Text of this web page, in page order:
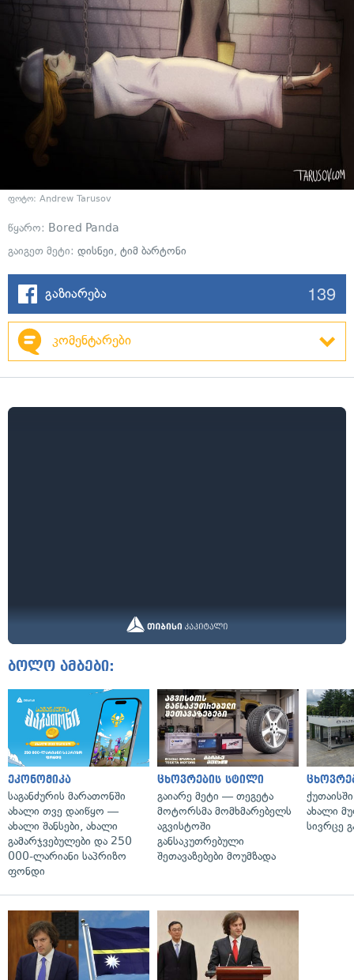
ფოტო: Andrew Tarusov
წყარო: Bored Panda
გაიგეთ მეტი: დისნეი, ტიმ ბარტონი
გაზიარება 139
კომენტარები
ბოლო ამბები:
ეკონომიკა
საგანძურის მარათონში
ახალი თვე დაიწყო —
ახალი შანსები, ახალი
გამარჯვებულები და 250
000-ლარიანი საპრიზო
ფონდი
ცხოვრების სტილი
გაიარე მეტი — თეგეტა
მოტორსმა მომხმარებელს
აგვისტოში
განსაკუთრებული
შეთავაზებები მოუმზადა
ახალი
სივრცე